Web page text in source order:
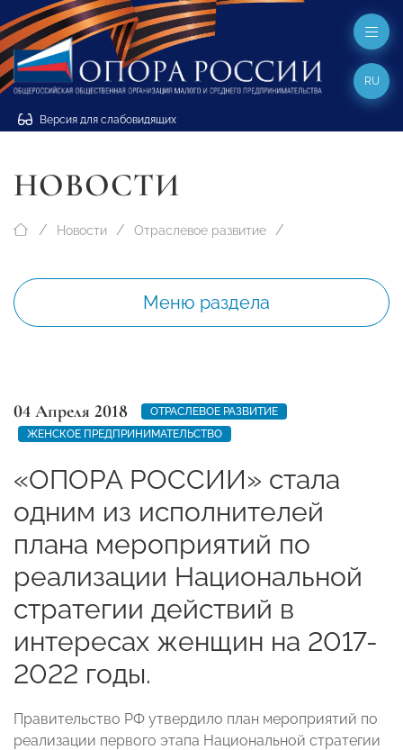
Версия для слабовидящих
RU
НОВОСТИ
Новости Отраслевое развитие
Меню раздела
04 Апреля 2018
ОТРАСЛЕВОЕ РАЗВИТИЕ
ЖЕНСКОЕ ПРЕДПРИНИМАТЕЛЬСТВО
«ОПОРА РОССИИ» стала
одним из исполнителей
плана мероприятий по
реализации Национальной
стратегии действий в
интересах женщин на 2017-
2022 годы.
Правительство РФ утвердило план мероприятий по
реализации первого этапа Национальной стратегии